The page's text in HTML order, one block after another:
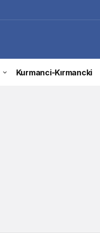
Kurmanci-Kırmancki